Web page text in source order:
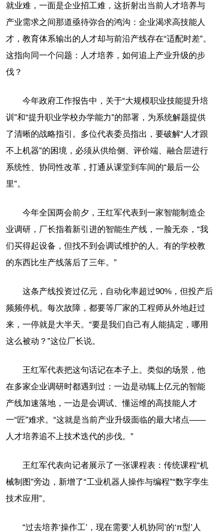
就业难，一面是企业招工难，这折射出当前人才培养与
产业需求之间那道亟待弥合的鸿沟：企业渴求高技能人
才，教育体系输出的人才却与前沿产线存在“适配时差”。
这指向同一个问题：人才培养，如何追上产业升级的步
伐？
今年政府工作报告中，关于“大规模职业技能提升培
训”和“提升职业学校办学能力”的部署，为系统解题提供
了清晰的战略指引。多位代表委员指出，要破解“人才跟
不上机器”的困境，必须从供给侧、评价端、融合层进行
系统性、协同性改革，打通从课堂到车间的“最后一公
里”。
今年全国两会前夕，王红军代表到一家智能制造企
业调研，厂长指着新引进的智能生产线，一脸无奈，“我
们买得起设备，但找不到会调试维护的人。有的学校教
的东西比生产线落后了三年。”
这条产线投资过亿元，自动化率超过90%，但投产后
频频停机。每次故障，都要等厂家的工程师从外地赶过
来，一停就是大半天。“要是我们自己有人能搞定，哪用
这么被动？”这位厂长说。
王红军代表把这句话记在本子上。类似的场景，他
在多家企业调研时都遇到过：一边是动辄上亿元的智能
产线加速落地，一边是会调试、懂运维的高技能人才
一“匠”难求。“这就是当前产业升级面临的最大堵点——
人才培养追不上技术迭代的步伐。”
王红军代表向记者展示了一张课程表：传统课程“机
械制图”旁边，新增了“工业机器人操作与编程”“数字孪生
技术应用”。
“过去培养‘操作工’，现在需要‘人机协同’的‘π型’人